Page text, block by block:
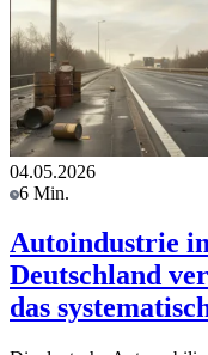
04.05.2026
6 Min.
Autoindustrie
Deutschland
das